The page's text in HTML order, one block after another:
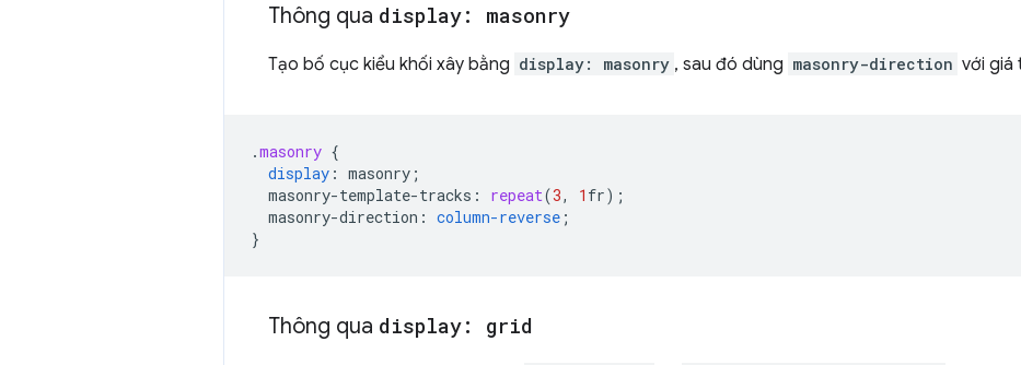
Thông qua display: masonry
Tạo bố cục kiểu khối xây bằng display: masonry , sau đó dùng masonry-direction với giá
.masonry {
display : masonry ;
masonry-template-tracks : repeat(3, 1 fr);
masonry-direction : column-reverse ;
}
Thông qua display: grid